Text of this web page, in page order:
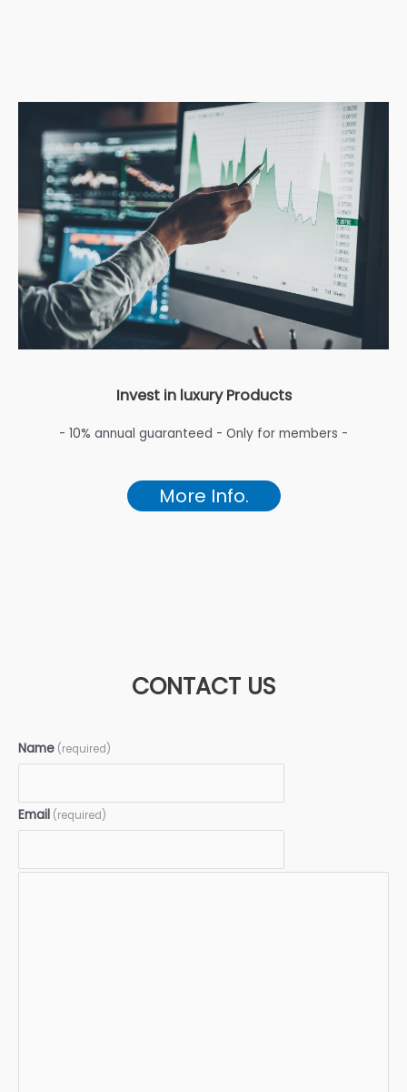
Invest in luxury Products
- 10% annual guaranteed - Only for members -
More Info.
CONTACT US
Name (required)
Email (required)